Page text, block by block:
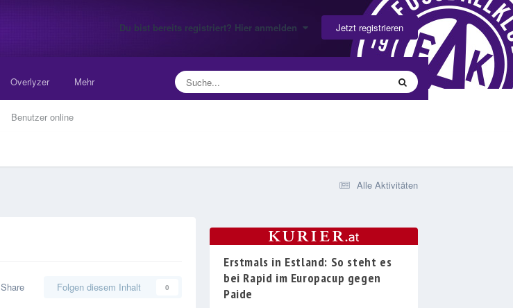
Du bist bereits registriert? Hier anmelden Jetzt registrieren
Benutzer online
Overlyzer Mehr
Alle Aktivitäten
Share Folgen diesem Inhalt 0
Erstmals in Estland: So steht es
bei Rapid im Europacup gegen
Paide